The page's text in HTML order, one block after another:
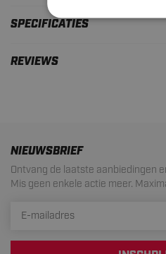
SPECIFICATIES
REVIEWS
NIEUWSBRIEF
Ontvang de laatste aanbiedingen
Mis geen enkele actie meer.